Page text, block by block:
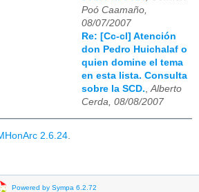
Poó Caamaño,
08/07/2007
Re: [Cc-cl] Atención
don Pedro Huichalaf o
quien domine el tema
en esta lista. Consulta
sobre la SCD.,Alberto
Cerda, 08/08/2007
2.6.24.
Powered by Sympa 6.2.72